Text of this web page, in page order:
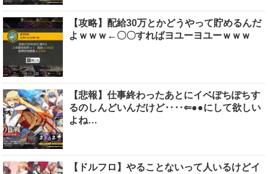
【攻略】配給30万とかどうやって貯めるんだ
よｗｗｗ←〇〇すればヨユーヨユーｗｗｗ
【悲報】仕事終わったあとにイベぽちぽちす
るのしんどいんだけど‥‥⇐●●にして欲しい
よね…
【ドルフロ】やることないって人いるけどイ